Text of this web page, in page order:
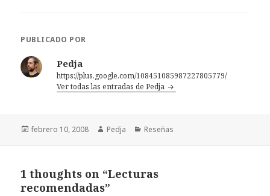
PUBLICADO POR
Pedja
https://plus.google.com/108451085987227805779/
Ver todas las entradas de Pedja
Publicado
febrero 10, 2008 Autor
Pedja Categorías
Reseñas
1 thoughts on “Lecturas
recomendadas”